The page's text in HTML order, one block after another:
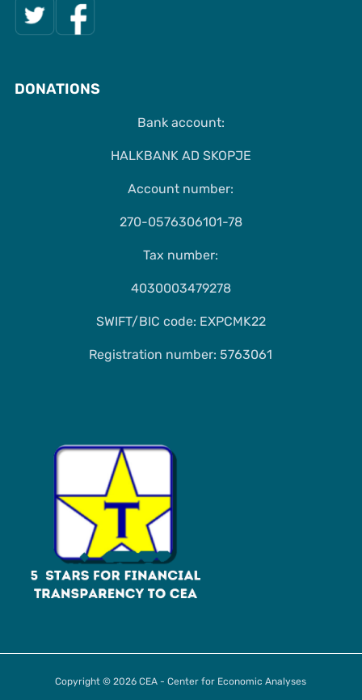
DONATIONS
Bank account:
HALKBANK AD SKOPJE
Account number:
270-0576306101-78
Tax number:
4030003479278
SWIFT/BIC code: EXPCMK22
Registration number: 5763061
Copyright © 2026 CEA - Center for Economic Analyses